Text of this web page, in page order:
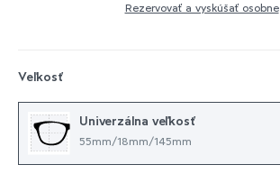
Rezervovať a vyskúšať osobne
Veľkosť
Univerzálna veľkosť
55mm/18mm/145mm